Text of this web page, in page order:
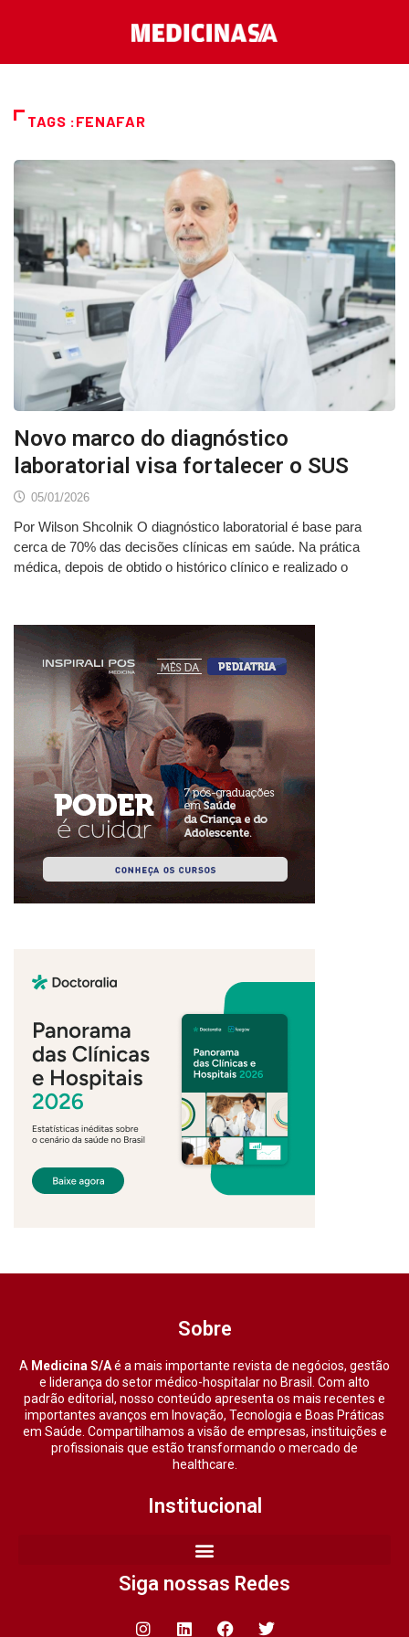
TAGS :FENAFAR
Novo marco do diagnóstico
laboratorial visa fortalecer o SUS
05/01/2026
Por Wilson Shcolnik O diagnóstico laboratorial é base para
cerca de 70% das decisões clínicas em saúde. Na prática
médica, depois de obtido o histórico clínico e realizado o
Sobre
A Medicina S/Aé a mais importante revista de negócios, gestão
e liderança do setor médico-hospitalar no Brasil. Com alto
padrão editorial, nosso conteúdo apresenta os mais recentes e
importantes avanços em Inovação, Tecnologia e Boas Práticas
em Saúde. Compartilhamos a visão de empresas, instituições e
profissionais que estão transformando o mercado de
healthcare.
Institucional
Siga nossas Redes